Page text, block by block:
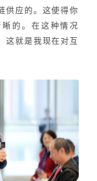
供应的。这使得你
的。在这种情况
这就是我现在对互